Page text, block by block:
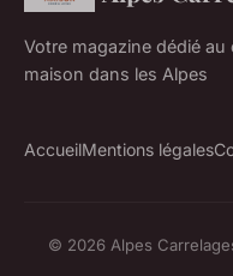
Votre magazine dédié au
maison dans les Alpes
AccueilMentions légales
© 2026 Alpes